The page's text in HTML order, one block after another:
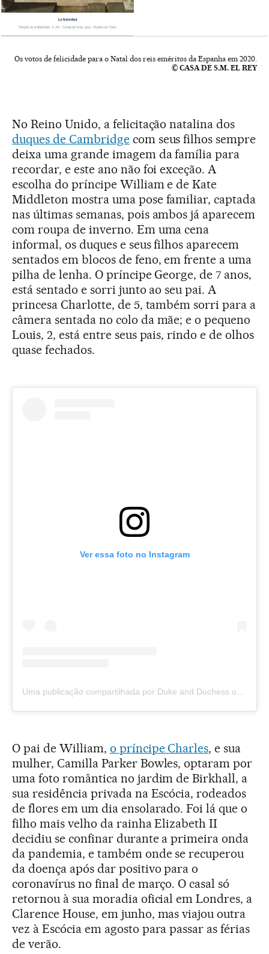
Os votos de felicidade para o Natal dos reis eméritos da Espanha em 2020.
© CASA DE S.M. EL REY
No Reino Unido, a felicitação natalina dos
duques de Cambridgecom seus filhos sempre
deixa uma grande imagem da família para
recordar, e este ano não foi exceção. A
escolha do príncipe William e de Kate
Middleton mostra uma pose familiar, captada
nas últimas semanas, pois ambos já aparecem
com roupa de inverno. Em uma cena
informal, os duques e seus filhos aparecem
sentados em blocos de feno, em frente a uma
pilha de lenha. O príncipe George, de 7 anos,
está sentado e sorri junto ao seu pai. A
princesa Charlotte, de 5, também sorri para a
câmera sentada no colo da mãe; e o pequeno
Louis, 2, está entre seus pais, rindo e de olhos
quase fechados.
Ver essa foto no Instagram
O pai de William, o príncipe Charles, e sua
mulher, Camilla Parker Bowles, optaram por
uma foto romântica no jardim de Birkhall, a
sua residência privada na Escócia, rodeados
de flores em um dia ensolarado. Foi lá que o
filho mais velho da rainha Elizabeth II
decidiu se confinar durante a primeira onda
da pandemia, e também onde se recuperou
da doença após dar positivo para o
coronavírus no final de março. O casal só
retornou à sua moradia oficial em Londres, a
Clarence House, em junho, mas viajou outra
vez à Escócia em agosto para passar as férias
de verão.